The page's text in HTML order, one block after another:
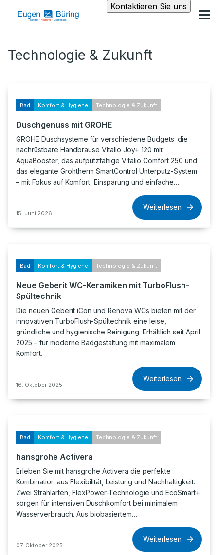
Kontaktieren Sie uns
Technologie & Zukunft
Bad Komfort & Hygiene Technologie & Zukunft
Duschgenuss mit GROHE
GROHE Duschsysteme für verschiedene Budgets: die
nachrüstbare Handbrause Vitalio Joy+ 120 mit
AquaBooster, das aufputzfähige Vitalio Comfort 250 und
das elegante Grohtherm SmartControl Unterputz-System
– mit Fokus auf Komfort, Einsparung und einfache…
15. Juni 2026
Weiterlesen
Bad Komfort & Hygiene Technologie & Zukunft
Neue Geberit WC-Keramiken mit TurboFlush-
Spültechnik
Die neuen Geberit iCon und Renova WCs bieten mit der
innovativen TurboFlush-Spültechnik eine leise,
gründliche und hygienische Reinigung. Erhältlich seit April
2025 – für moderne Badgestaltung mit maximalem
Komfort.
16. Oktober 2025
Weiterlesen
Bad Komfort & Hygiene Technologie & Zukunft
hansgrohe Activera
Erleben Sie mit hansgrohe Activera die perfekte
Kombination aus Flexibilität, Leistung und Nachhaltigkeit.
Zwei Strahlarten, FlexPower-Technologie und EcoSmart+
sorgen für intensiven Duschkomfort bei minimalem
Wasserverbrauch. Aus biobasiertem…
07. Oktober 2025
Weiterlesen